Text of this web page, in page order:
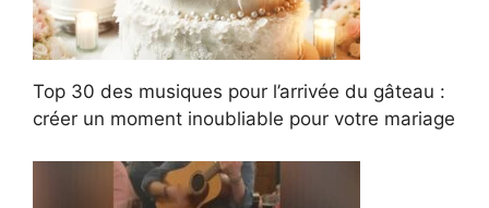
Top 30 des musiques pour l’arrivée du gâteau :
créer un moment inoubliable pour votre mariage